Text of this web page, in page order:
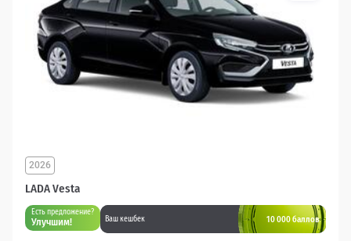
LADA Vesta
2026
Есть предложение?
Улучшим! Ваш кешбек 10 000 баллов